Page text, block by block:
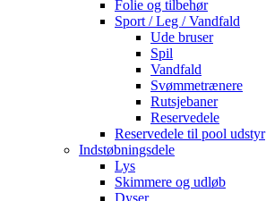
Folie og tilbehør
Sport / Leg / Vandfald
Ude bruser
Spil
Vandfald
Svømmetrænere
Rutsjebaner
Reservedele
Reservedele til pool udstyr
Indstøbningsdele
Lys
Skimmere og udløb
Dyser